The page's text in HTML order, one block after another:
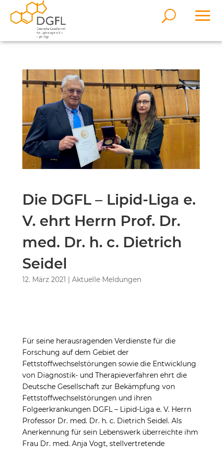
Die DGFL – Lipid-Liga e.
V. ehrt Herrn Prof. Dr.
med. Dr. h. c. Dietrich
Seidel
12. März 2021 Aktuelle Meldungen
Für seine herausragenden Verdienste für die
Forschung auf dem Gebiet der
Fettstoffwechselstörungen sowie die Entwicklung
von Diagnostik- und Therapieverfahren ehrt die
Deutsche Gesellschaft zur Bekämpfung von
Fettstoffwechsel­störungen und ihren
Folgeerkrankungen DGFL – Lipid-Liga e. V. Herrn
Professor Dr. med. Dr. h. c. Dietrich Seidel. Als
Anerkennung für sein Lebenswerk überreichte ihm
Frau Dr. med. Anja Vogt, stellvertretende